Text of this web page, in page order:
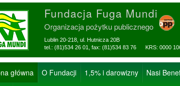
Fundacja Fuga Mundi
Organizacja pożytku publicznego
Lublin 20-218, ul. Hutnicza 20B
tel.: (81)534 26 01, fax: (81)534 83 76 KRS: 0000
główna O Fundacji 1,5% i darowizny Nasi